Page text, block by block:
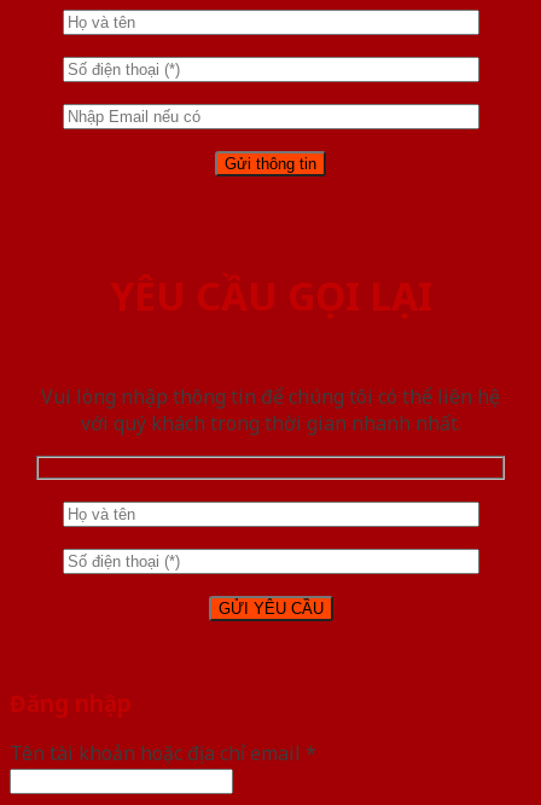
YÊU CẦU GỌI LẠI
Vui lòng nhập thông tin để chúng tôi có thể liên hệ
với quý khách trong thời gian nhanh nhất.
Đăng nhập
Tên tài khoản hoặc địa chỉ email *